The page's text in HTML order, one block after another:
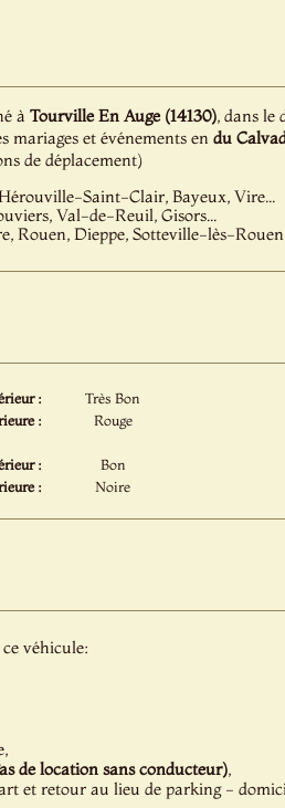
à Tourville En Auge (14130), dans le
mariages et événements en du
de déplacement)
Saint-Clair, Bayeux, Vire...
Val-de-Reuil, Gisors...
Rouen, Dieppe, Sotteville-lès-
:
Très Bon
:
Rouge
:
Bon
:
Noire
véhicule:
de location sans conducteur),
et retour au lieu de parking -